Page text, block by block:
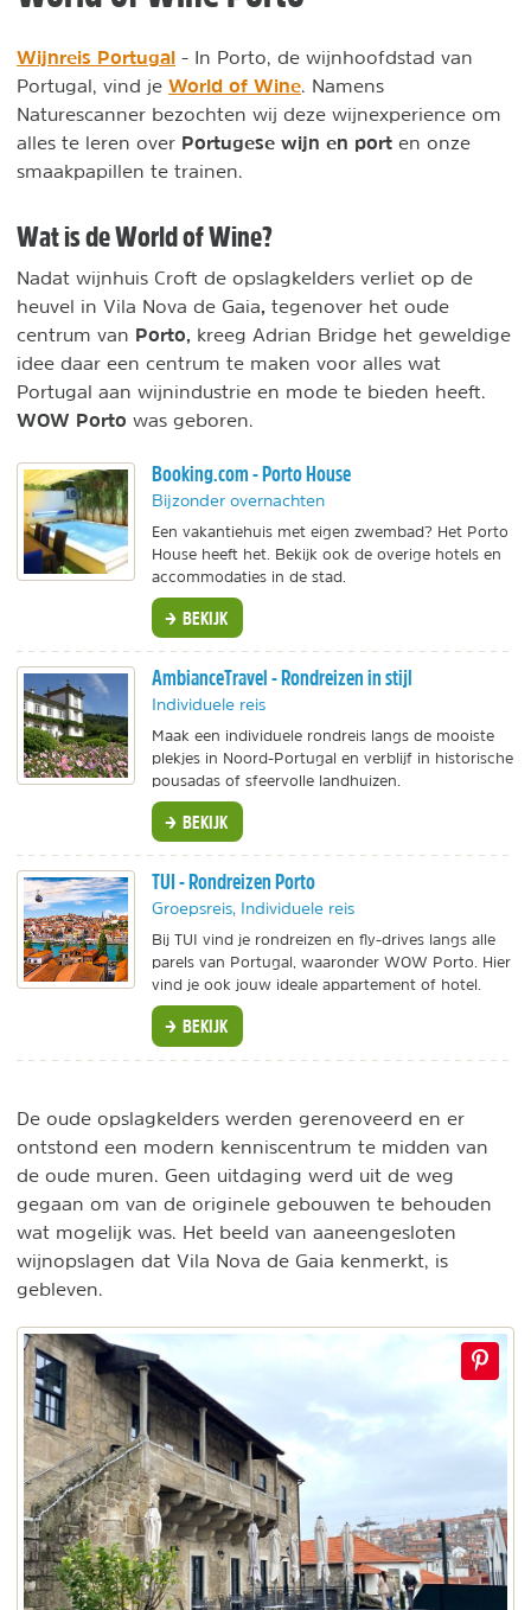
Wijnreis Portugal - In Porto, de wijnhoofdstad van
Portugal, vind je World of Wine . Namens
Naturescanner bezochten wij deze wijnexperience om
alles te leren over Portugese wijn en port en onze
smaakpapillen te trainen.
Wat is de World of Wine?
Nadat wijnhuis Croft de opslagkelders verliet op de
heuvel in Vila Nova de Gaia, tegenover het oude
centrum van Porto, kreeg Adrian Bridge het geweldige
idee daar een centrum te maken voor alles wat
Portugal aan wijnindustrie en mode te bieden heeft.
WOW Porto was geboren.
Booking.com - Porto House
Bijzonder overnachten
Een vakantiehuis met eigen zwembad? Het Porto
House heeft het. Bekijk ook de overige hotels en
accommodaties in de stad.
BEKIJK
AmbianceTravel - Rondreizen in stijl
Individuele reis
Maak een individuele rondreis langs de mooiste
plekjes in Noord-Portugal en verblijf in historische
pousadas of sfeervolle landhuizen.
BEKIJK
TUI - Rondreizen Porto
Groepsreis, Individuele reis
Bij TUI vind je rondreizen en fly-drives langs alle
parels van Portugal, waaronder WOW Porto. Hier
vind je ook jouw ideale appartement of hotel.
BEKIJK
De oude opslagkelders werden gerenoveerd en er
ontstond een modern kenniscentrum te midden van
de oude muren. Geen uitdaging werd uit de weg
gegaan om van de originele gebouwen te behouden
wat mogelijk was. Het beeld van aaneengesloten
wijnopslagen dat Vila Nova de Gaia kenmerkt, is
gebleven.